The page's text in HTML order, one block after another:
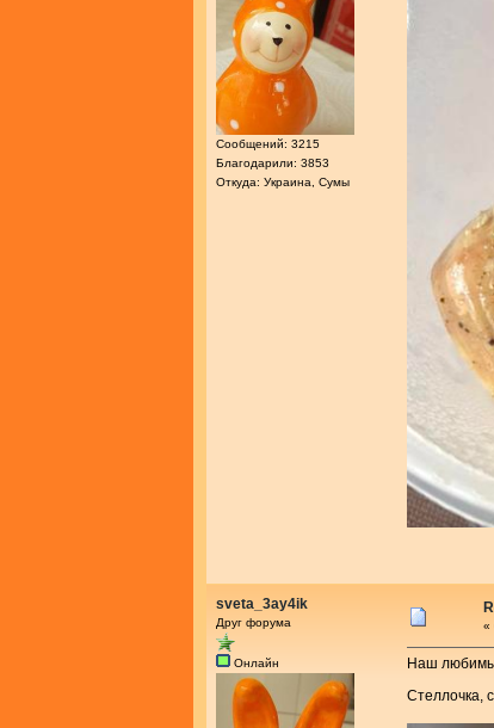
Сообщений: 3215
Благодарили: 3853
Откуда: Украина, Сумы
sveta_3ay4ik
Друг форума
Онлайн
«
Наш
Стеллочка,